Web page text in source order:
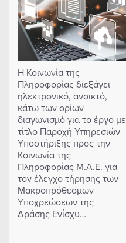
Η Κοινωνία της
Πληροφορίας διεξάγει
ηλεκτρονικό, ανοικτό,
κάτω των ορίων
διαγωνισμό για το έργο με
τίτλο Παροχή Υπηρεσιών
Υποστήριξης προς την
Κοινωνία της
Πληροφορίας Μ.Α.Ε. για
τον έλεγχο τήρησης των
Μακροπρόθεσμων
Υποχρεώσεων της
Δράσης Ενίσχυ…